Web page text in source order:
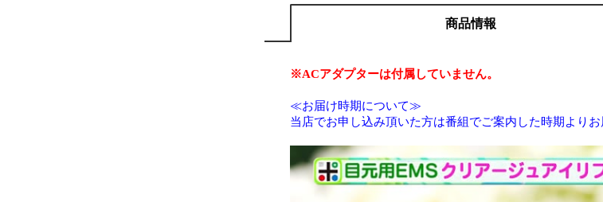
商品情報
※ACアダプターは付属していません。
≪お届け時期について≫
当店でお申し込み頂いた方は番組でご案内した時期よりお